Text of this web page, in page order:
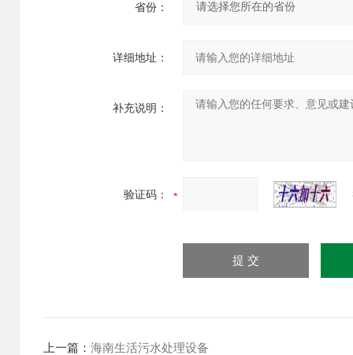
省份：
详细地址：
补充说明：
验证码：
上一篇： 海南生活污水处理设备